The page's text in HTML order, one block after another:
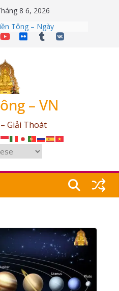
8 6, 2026
Tông – Ngày
Tông – Ngày
Tông – Ngày
Tông – Ngày
– VN
Giải Thoát